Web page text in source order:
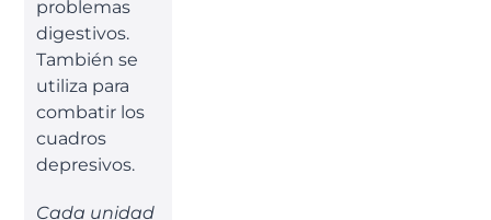
problemas
digestivos.
También se
utiliza para
combatir los
cuadros
depresivos.
Cada unidad